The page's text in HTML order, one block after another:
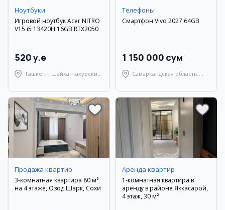
Ноутбуки
Игровой ноутбук Acer NITRO
V15 i5 13420H 16GB RTX2050
520 y.e
Ташкент, Шайхантахурский
Телефоны
Смартфон Vivo 2027 64GB
1 150 000 сум
Самаркандская область,
Продажа квартир
3-комнатная квартира 80 м²
на 4 этаже, Озод Шарк, Сохи
Аренда квартир
1-комнатная квартира в
аренду в районе Яккасарой,
4 этаж, 30 м²